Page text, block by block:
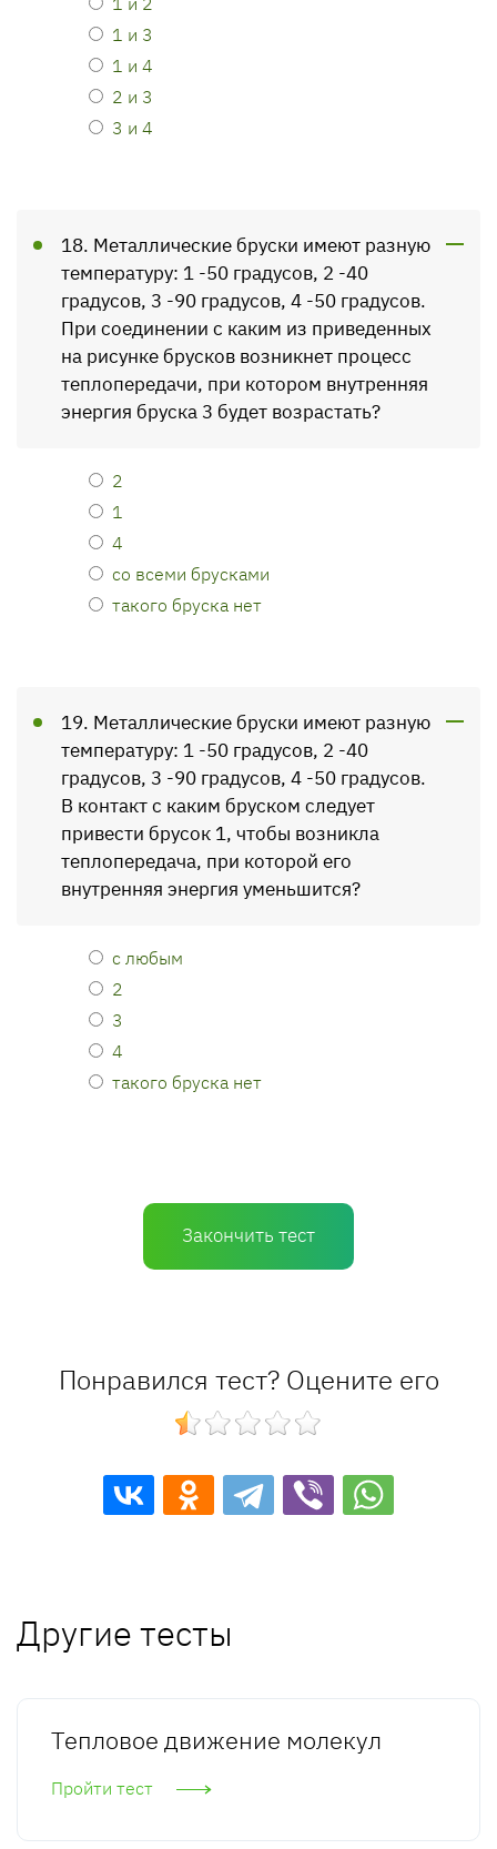
1 и 3
1 и 4
2 и 3
3 и 4
18. Металлические бруски имеют разную
температуру: 1 -50 градусов, 2 -40
градусов, 3 -90 градусов, 4 -50 градусов.
При соединении с каким из приведенных
на рисунке брусков возникнет процесс
теплопередачи, при котором внутренняя
энергия бруска 3 будет возрастать?
2
1
4
со всеми брусками
такого бруска нет
19. Металлические бруски имеют разную
температуру: 1 -50 градусов, 2 -40
градусов, 3 -90 градусов, 4 -50 градусов.
В контакт с каким бруском следует
привести брусок 1, чтобы возникла
теплопередача, при которой его
внутренняя энергия уменьшится?
с любым
2
3
4
такого бруска нет
Закончить тест
Понравился тест? Оцените его
Другие тесты
Тепловое движение молекул
Пройти тест